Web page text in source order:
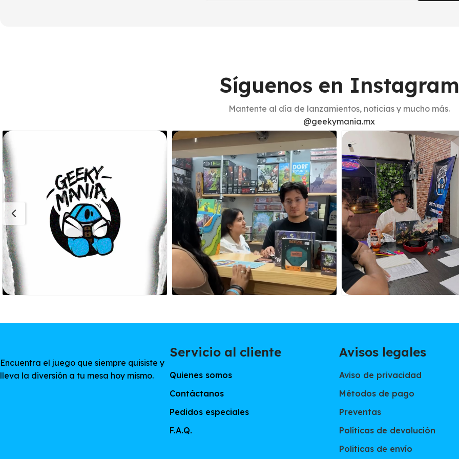
Síguenos en Instagram
Mantente al día de lanzamientos, noticias y mucho más.
@geekymania.mx
Encuentra el juego que siempre quisiste y
lleva la diversión a tu mesa hoy mismo.
Servicio al cliente
Quienes somos
Contáctanos
Pedidos especiales
F.A.Q.
Avisos legales
Aviso de privacidad
Métodos de pago
Preventas
Políticas de devolución
Politicas de envío